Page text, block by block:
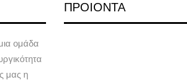
ομάδα
μας η
ΠΡΟΙΟΝΤΑ